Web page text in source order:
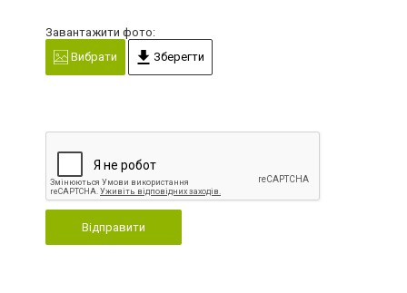
Завантажити фото:
Вибрати
Зберегти
Відправити